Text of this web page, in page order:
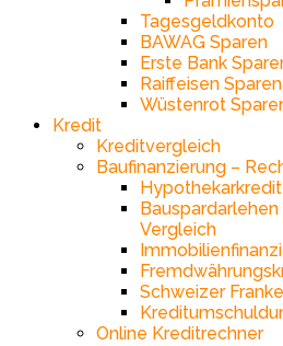
Tagesgeldkonto
BAWAG Sparen
Erste Bank
Raiffeisen Sparen
Wüstenrot
Kredit
Kreditvergleich
Baufinanzierung –
Vergleich
Schweizer
Online Kreditrechner